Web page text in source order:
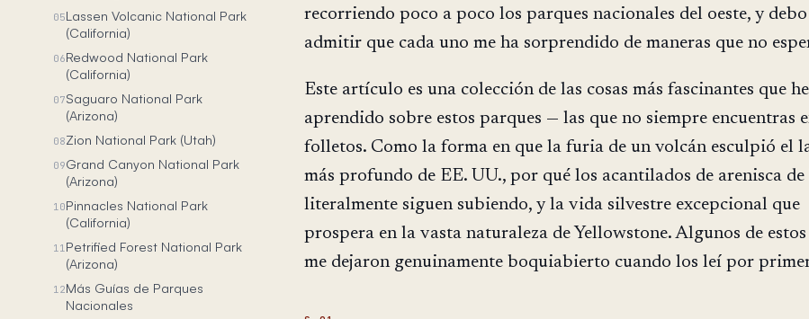
05Lassen Volcanic National Park
(California)
06Redwood National Park
(California)
07Saguaro National Park
(Arizona)
08Zion National Park (Utah)
09Grand Canyon National Park
(Arizona)
10Pinnacles National Park
(California)
11Petrified Forest National Park
(Arizona)
12Más Guías de Parques
Nacionales
recorriendo poco a poco los parques nacionales del oeste, y debo
admitir que cada uno me ha sorprendido de maneras que no
Este artículo es una colección de las cosas más fascinantes que he
aprendido sobre estos parques — las que no siempre encuentras
folletos. Como la forma en que la furia de un volcán esculpió el
más profundo de EE. UU., por qué los acantilados de arenisca
literalmente siguen subiendo, y la vida silvestre excepcional que
prospera en la vasta naturaleza de Yellowstone. Algunos de
me dejaron genuinamente boquiabierto cuando los leí por